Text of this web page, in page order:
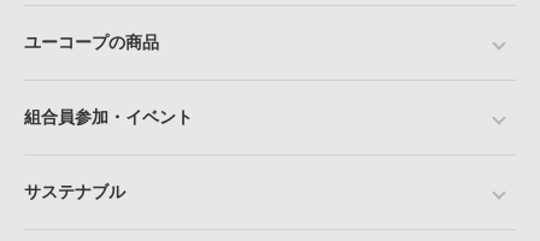
ユーコープの商品
組合員参加・イベント
サステナブル